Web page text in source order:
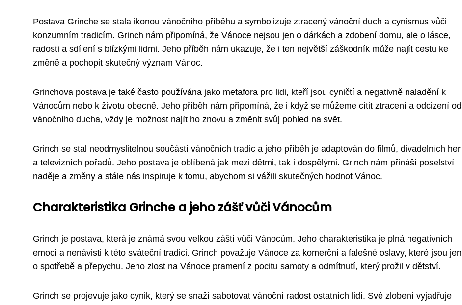
Postava Grinche se stala ikonou vánočního příběhu a symbolizuje ztracený vánoční duch a cynismus vůči
konzumním tradicím. Grinch nám připomíná, že Vánoce nejsou jen o dárkách a zdobení domu, ale o lásce,
radosti a sdílení s blízkými lidmi. Jeho příběh nám ukazuje, že i ten největší záškodník může najít cestu ke
změně a pochopit skutečný význam Vánoc.
Grinchova postava je také často používána jako metafora pro lidi, kteří jsou cyničtí a negativně naladění k
Vánocům nebo k životu obecně. Jeho příběh nám připomíná, že i když se můžeme cítit ztracení a odcizení od
vánočního ducha, vždy je možnost najít ho znovu a změnit svůj pohled na svět.
Grinch se stal neodmyslitelnou součástí vánočních tradic a jeho příběh je adaptován do filmů, divadelních her
a televizních pořadů. Jeho postava je oblíbená jak mezi dětmi, tak i dospělými. Grinch nám přináší poselství
naděje a změny a stále nás inspiruje k tomu, abychom si vážili skutečných hodnot Vánoc.
Charakteristika Grinche a jeho zášť vůči Vánocům
Grinch je postava, která je známá svou velkou záští vůči Vánocům. Jeho charakteristika je plná negativních
emocí a nenávisti k této sváteční tradici. Grinch považuje Vánoce za komerční a falešné oslavy, které jsou jen
o spotřebě a přepychu. Jeho zlost na Vánoce pramení z pocitu samoty a odmítnutí, který prožil v dětství.
Grinch se projevuje jako cynik, který se snaží sabotovat vánoční radost ostatních lidí. Své zlobení vyjadřuje